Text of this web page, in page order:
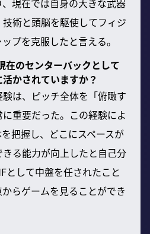
術と頭脳を駆使してフィジ
プを克服したと言える。
在のセンターバックとして
かされていますか？
は、ピッチ全体を「俯瞰す
重要だった。この経験によ
把握し、どこにスペースが
る能力が向上したと自己分
として中盤を任されたこと
らゲームを見ることができ